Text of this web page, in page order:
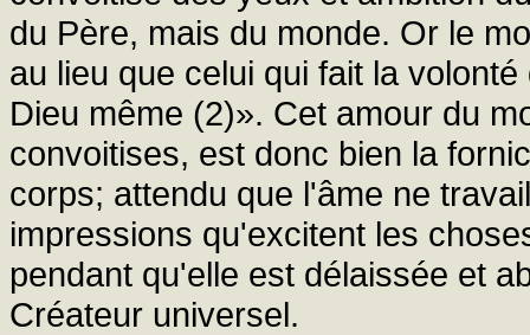
du Père, mais du monde. Or le
au lieu que celui qui fait la
Dieu même (2)». Cet amour du
convoitises, est donc bien la
corps; attendu que l'âme ne
impressions qu'excitent les
pendant qu'elle est délaissée et
Créateur universel.